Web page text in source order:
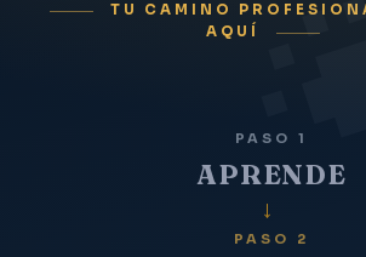
TU CAMINO
AQUÍ
PASO 1
APRENDE
→
PASO 2